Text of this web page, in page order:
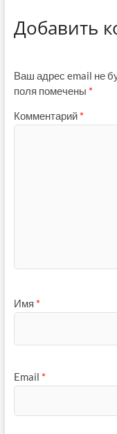
Добавить
Ваш адрес email не
поля помечены *
Комментарий *
Имя *
Email *